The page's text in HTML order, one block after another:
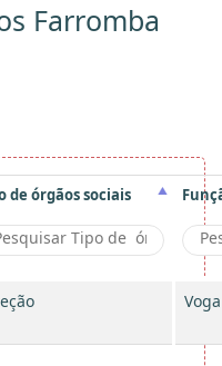
Farromba
de órgãos sociais